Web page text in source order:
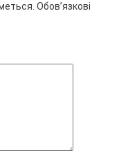
Обов’язкові